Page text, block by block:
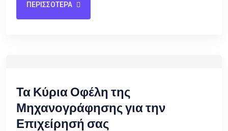
ΠΕΡΙΣΣΟΤΕΡΑ
Τα Κύρια Οφέλη της
Μηχανογράφησης για την
Επιχείρησή σας